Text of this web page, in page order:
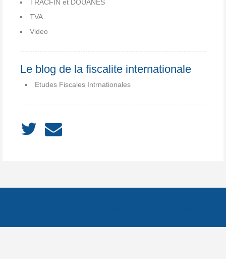
TRACFIN et DOUANES
TVA
Video
Le blog de la fiscalite internationale
Etudes Fiscales Intrnationales